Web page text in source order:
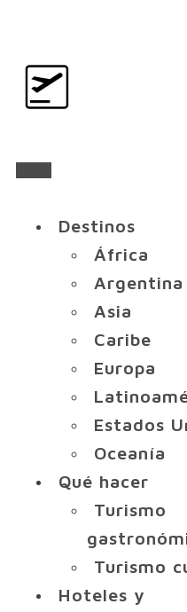
Destinos
África
Argentina
Asia
Caribe
Europa
Estados
Oceanía
Qué hacer
Turismo
Turismo
Hoteles y